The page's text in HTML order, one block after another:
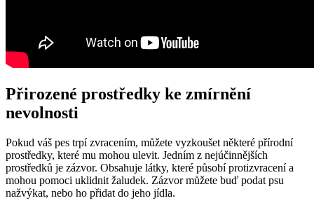
Přirozené prostředky ke zmírnění
nevolnosti
Pokud váš pes trpí zvracením, můžete vyzkoušet některé přírodní
prostředky, které mu mohou ulevit. Jedním z nejúčinnějších
prostředků je zázvor. Obsahuje látky, které působí protizvracení a
mohou pomoci uklidnit žaludek. Zázvor můžete buď podat psu
nažvýkat, nebo ho přidat do jeho jídla.